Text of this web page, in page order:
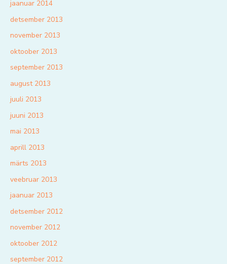
jaanuar 2014
detsember 2013
november 2013
oktoober 2013
september 2013
august 2013
juuli 2013
juuni 2013
mai 2013
aprill 2013
märts 2013
veebruar 2013
jaanuar 2013
detsember 2012
november 2012
oktoober 2012
september 2012